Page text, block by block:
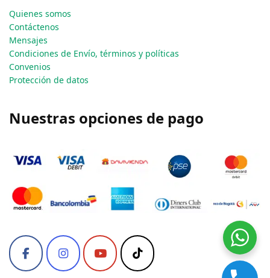
Quienes somos
Contáctenos
Mensajes
Condiciones de Envío, términos y políticas
Convenios
Protección de datos
Nuestras opciones de pago